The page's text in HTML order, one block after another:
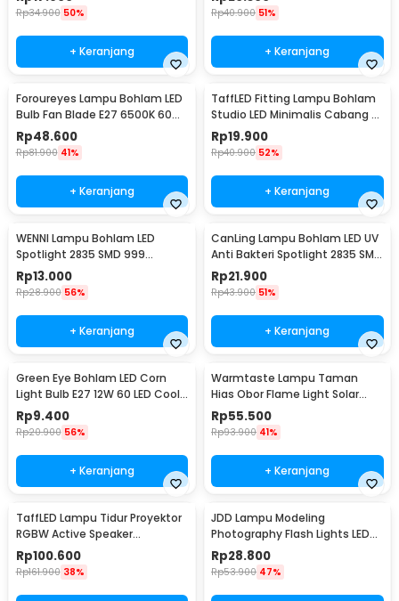
Rp34.900 50%
+ Keranjang
Rp40.900 51%
+ Keranjang
Foroureyes Lampu Bohlam LED
Bulb Fan Blade E27 6500K 60W
- KK-2560
Rp48.600
Rp81.900 41%
+ Keranjang
TaffLED Fitting Lampu Bohlam
Studio LED Minimalis Cabang 4
E27 220V - HU-400
Rp19.900
Rp40.900 52%
+ Keranjang
WENNI Lampu Bohlam LED
Spotlight 2835 SMD 999
Lumens 180 Degree 9W E27
Rp13.000
Rp28.900 56%
+ Keranjang
CanLing Lampu Bohlam LED UV
Anti Bakteri Spotlight 2835 SMD
220V E27 - D3-F3-01
Rp21.900
Rp43.900 51%
+ Keranjang
Green Eye Bohlam LED Corn
Light Bulb E27 12W 60 LED Cool
White - E262
Rp9.400
Rp20.900 56%
+ Keranjang
Warmtaste Lampu Taman
Hias Obor Flame Light Solar
IP65 Warm White - YMJ010
Rp55.500
Rp93.900 41%
+ Keranjang
TaffLED Lampu Tidur Proyektor
RGBW Active Speaker
Bluetooth Remote - BL-XK01
Rp100.600
Rp161.900 38%
JDD Lampu Modeling
Photography Flash Lights LED
E27 150W Warm White - jD01
Rp28.800
Rp53.900 47%